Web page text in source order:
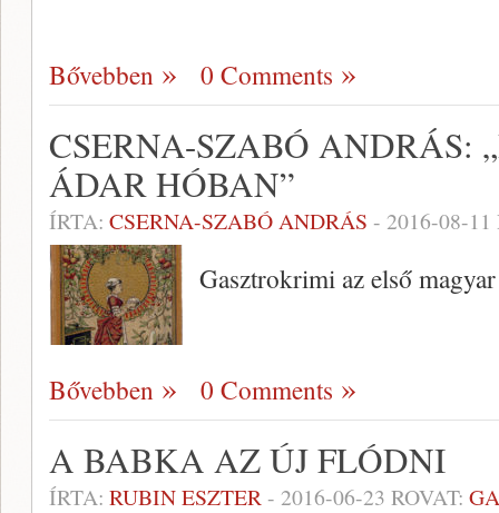
Bővebben 0 Comments
CSERNA-SZABÓ ANDRÁS:
ÁDAR HÓBAN”
ÍRTA: CSERNA-SZABÓ ANDRÁS - 2016-08-11
Gasztrokrimi az első
Bővebben 0 Comments
A BABKA AZ ÚJ FLÓDNI
ÍRTA: RUBIN ESZTER- 2016-06-23 ROVAT: